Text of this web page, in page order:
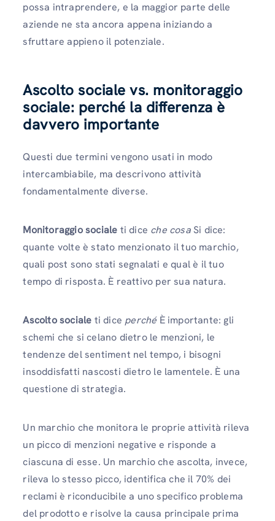
possa intraprendere, e la maggior parte delle
aziende ne sta ancora appena iniziando a
sfruttare appieno il potenziale.
Ascolto sociale vs. monitoraggio
sociale: perché la differenza è
davvero importante
Questi due termini vengono usati in modo
intercambiabile, ma descrivono attività
fondamentalmente diverse.
Monitoraggio sociale ti dice che cosaSi dice:
quante volte è stato menzionato il tuo marchio,
quali post sono stati segnalati e qual è il tuo
tempo di risposta. È reattivo per sua natura.
Ascolto sociale ti dice perchéÈ importante: gli
schemi che si celano dietro le menzioni, le
tendenze del sentiment nel tempo, i bisogni
insoddisfatti nascosti dietro le lamentele. È una
questione di strategia.
Un marchio che monitora le proprie attività rileva
un picco di menzioni negative e risponde a
ciascuna di esse. Un marchio che ascolta, invece,
rileva lo stesso picco, identifica che il 70% dei
reclami è riconducibile a uno specifico problema
del prodotto e risolve la causa principale prima